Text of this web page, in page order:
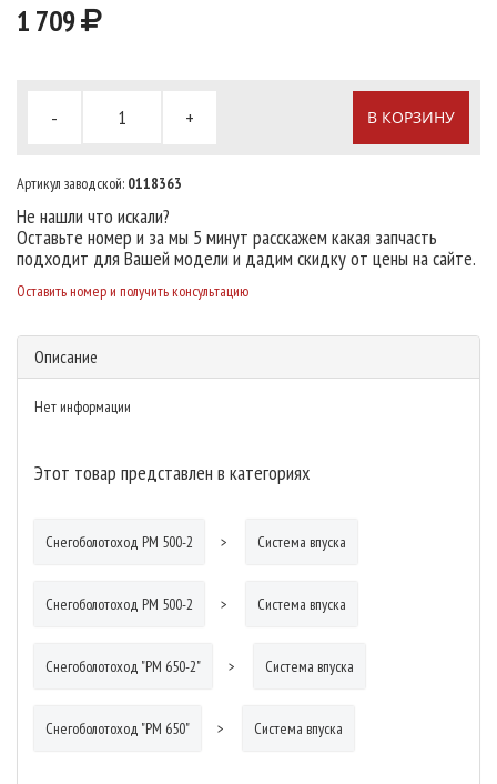
1 709
- + В КОРЗИНУ
Артикул заводской: 0118363
Не нашли что искали?
Оставьте номер и за мы 5 минут расскажем какая запчасть
подходит для Вашей модели и дадим скидку от цены на сайте.
Оставить номер и получить консультацию
Описание
Нет информации
Этот товар представлен в категориях
Снегоболотоход РМ 500-2 Система впуска
Снегоболотоход РМ 500-2 Система впуска
Снегоболотоход "РМ 650-2" Система впуска
Снегоболотоход "РМ 650" Система впуска